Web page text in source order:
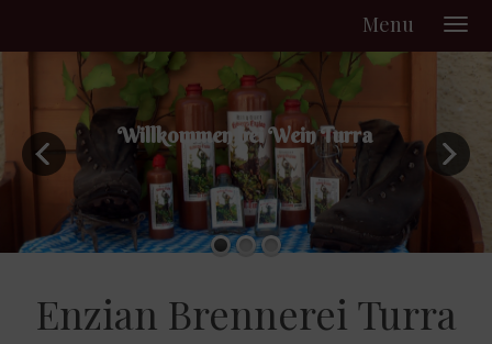
Menu
Willkommen bei Wein Turra
Enzian Brennerei Turra